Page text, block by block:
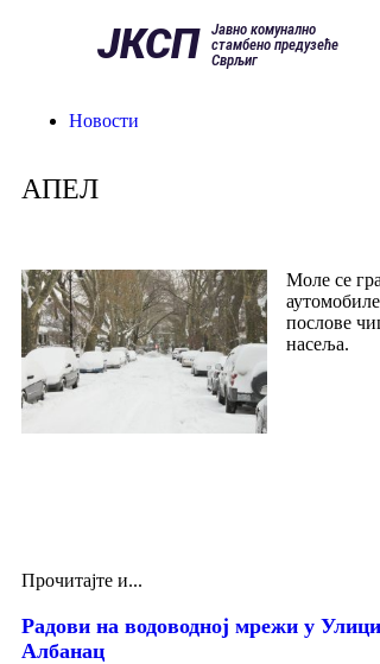
ЈКСП
Јавно комунално
стамбено предузеће
Сврљиг
Новости
АПЕЛ
Моле се
послове
насеља.
Прочитајте и...
Радови на водоводној мрежи у
Албанац